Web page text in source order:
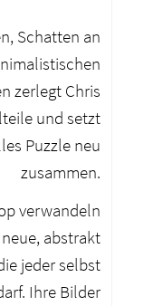
Schatten an
zerlegt Chris
und setzt
Puzzle neu
zusammen.
verwandeln
abstrakt
jeder selbst
Ihre Bilder